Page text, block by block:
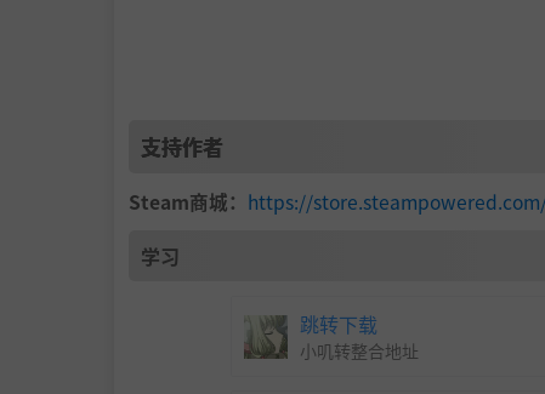
支持作者
Steam商城： https://
学习
跳转下载
小叽转整合地址